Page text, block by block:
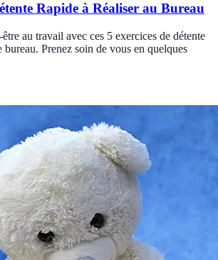
Rapide à Réaliser au Bureau
au travail avec ces 5 exercices de détente
Prenez soin de vous en quelques